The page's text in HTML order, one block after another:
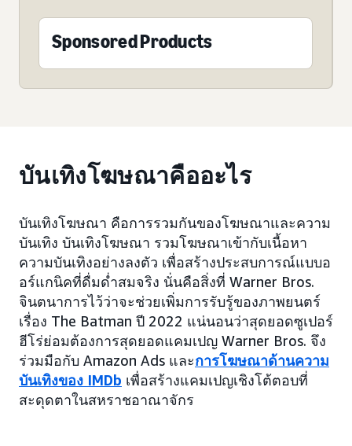
Sponsored Products
บันเทิงโฆษณาคืออะไร
บันเทิงโฆษณา คือการรวมกันของโฆษณาและความ
บันเทิง บันเทิงโฆษณา รวมโฆษณาเข้ากับเนื้อหา
ความบันเทิงอย่างลงตัว เพื่อสร้างประสบการณ์แบบอ
อร์แกนิคที่ดื่มด่ำสมจริง นั่นคือสิ่งที่ Warner Bros.
จินตนาการไว้ว่าจะช่วยเพิ่มการรับรู้ของภาพยนตร์
เรื่อง The Batman ปี 2022 แน่นอนว่าสุดยอดซูเปอร์
ฮีโร่ย่อมต้องการสุดยอดแคมเปญ Warner Bros. จึง
ร่วมมือกับ Amazon Ads และการโฆษณาด้านความ
บันเทิงของ IMDb เพื่อสร้างแคมเปญเชิงโต้ตอบที่
สะดุดตาในสหราชอาณาจักร